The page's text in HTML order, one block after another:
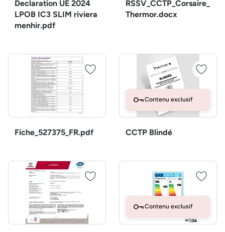
Declaration UE 2024
LPOB IC3 SLIM riviera
menhir.pdf
RSSV_CCTP_Corsaire_
Thermor.docx
Fiche_527375_FR.pdf
Contenu exclusif
CCTP Blindé
Contenu exclusif